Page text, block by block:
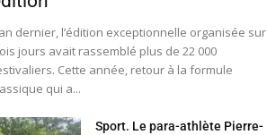
dernier, l’édition exceptionnelle organisée sur
jours avait rassemblé plus de 22 000
Cette année, retour à la formule
qui a...
Sport. Le para-athlète Pierre-